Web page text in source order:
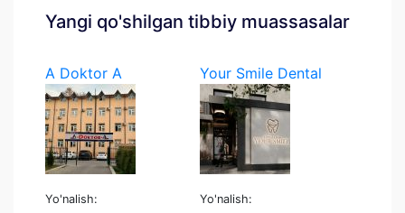
Yangi qo'shilgan tibbiy muassasalar
A Doktor A
Yo'nalish:
Your Smile Dental
Yo'nalish: